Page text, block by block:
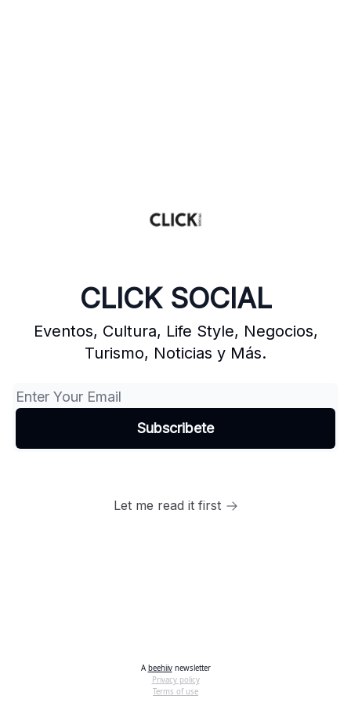
CLICK SOCIAL
Eventos, Cultura, Life Style, Negocios,
Turismo, Noticias y Más.
Let me read it first
A beehiivnewsletter
Privacy policy
Terms of use